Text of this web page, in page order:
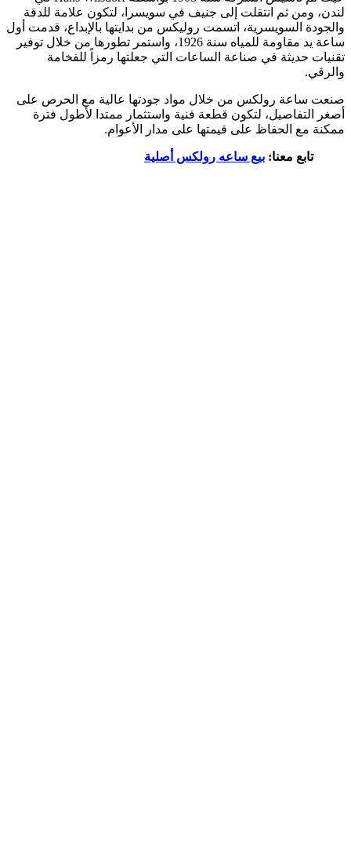
لندن، ومن ثم انتقلت إلى جنيف في سويسرا، لتكون علامة للدقة
والجودة السويسرية، اتسمت روليكس من بدايتها بالإبداع، قدمت أول
ساعة يد مقاومة للمياه سنة 1926، واستمر تطورها من خلال توفير
تقنيات حديثة في صناعة الساعات التي جعلتها رمزاً للفخامة
والرقي.
صنعت ساعة رولكس من خلال مواد جودتها عالية مع الحرص على
أصغر التفاصيل، لتكون قطعة فنية واستثمار ممتدا لأطول فترة
ممكنة مع الحفاظ على قيمتها على مدار الأعوام.
تابع معنا: بيع ساعه رولكس أصلية